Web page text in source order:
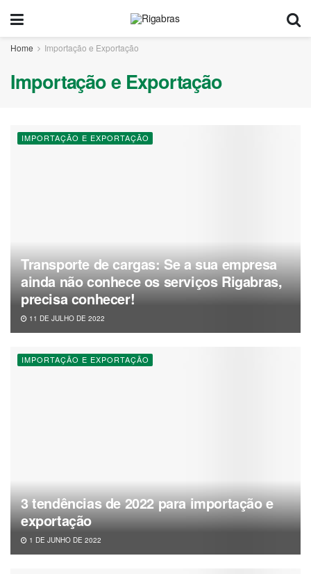
Home Importação e Exportação
Importação e Exportação
IMPORTAÇÃO E EXPORTAÇÃO
Transporte de cargas: Se a sua empresa
ainda não conhece os serviços Rigabras,
precisa conhecer!
11 DE JULHO DE 2022
IMPORTAÇÃO E EXPORTAÇÃO
3 tendências de 2022 para importação e
exportação
1 DE JUNHO DE 2022